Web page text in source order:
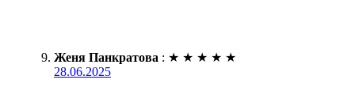
Женя Панкратова : ★ ★ ★ ★ ★
28.06.2025